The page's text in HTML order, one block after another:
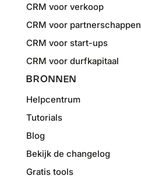
CRM voor verkoop
CRM voor partnerschappen
CRM voor start-ups
CRM voor durfkapitaal
BRONNEN
Helpcentrum
Tutorials
Blog
Bekijk de changelog
Gratis tools